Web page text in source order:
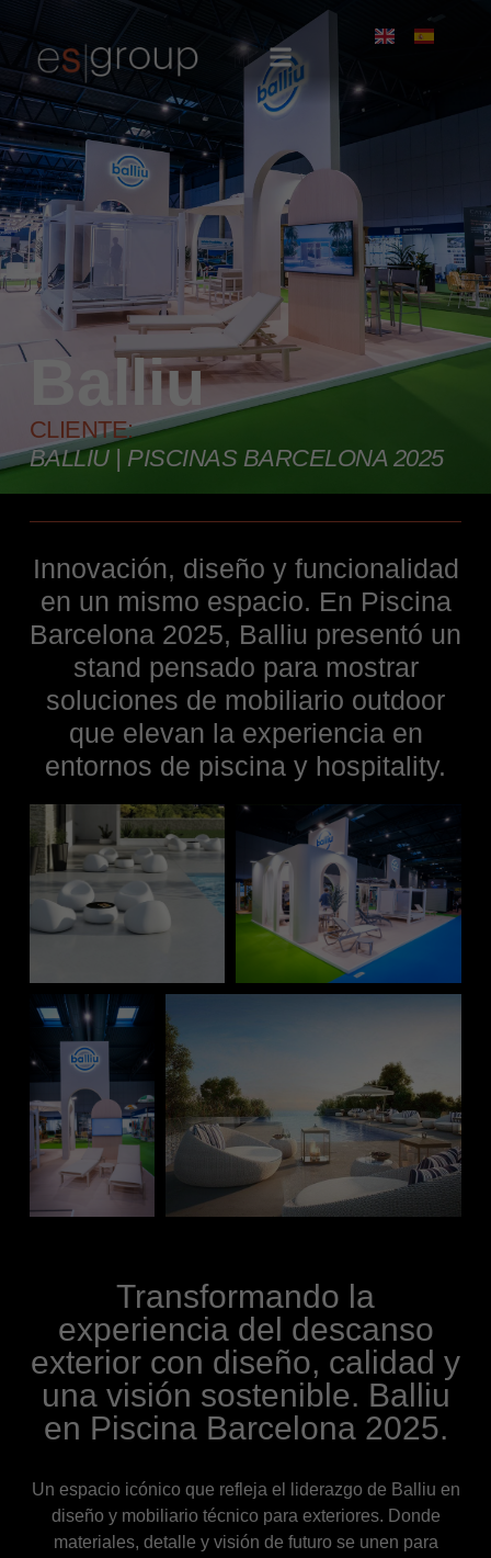
Balliu
CLIENTE:
BALLIU | PISCINAS BARCELONA 2025
Innovación, diseño y funcionalidad
en un mismo espacio. En Piscina
Barcelona 2025, Balliu presentó un
stand pensado para mostrar
soluciones de mobiliario outdoor
que elevan la experiencia en
entornos de piscina y hospitality.
Transformando la
experiencia del descanso
exterior con diseño, calidad y
una visión sostenible. Balliu
en Piscina Barcelona 2025.
Un espacio icónico que refleja el liderazgo de Balliu en
diseño y mobiliario técnico para exteriores. Donde
materiales, detalle y visión de futuro se unen para